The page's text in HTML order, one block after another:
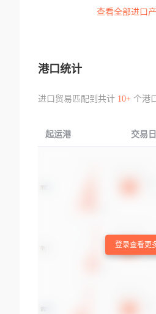
查看全部进口
港口统计
进口贸易匹配到共计 10+个港
起运港 交易
登录查看更